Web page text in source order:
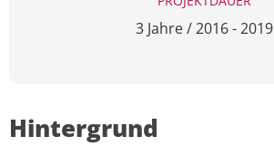
3 Jahre / 2016 - 2019
Hintergrund